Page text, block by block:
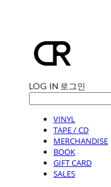
LOG IN 로그인
VINYL
TAPE / CD
MERCHANDISE
BOOK
GIFT CARD
SALES